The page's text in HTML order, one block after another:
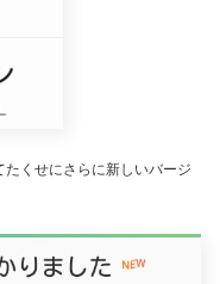
くせにさらに新しいバージ